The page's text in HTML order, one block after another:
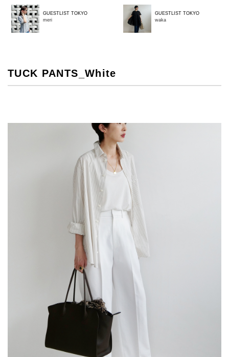
GUESTLIST TOKYO
meri
GUESTLIST TOKYO
waka
TUCK PANTS_White